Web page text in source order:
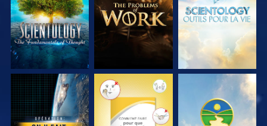
REGARDER REGARDER REGARDER